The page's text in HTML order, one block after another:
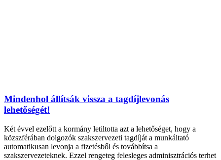
Mindenhol állítsák vissza a tagdíjlevonás
lehetőségét!
Két évvel ezelőtt a kormány letiltotta azt a lehetőséget, hogy a
közszférában dolgozók szakszervezeti tagdíját a munkáltató
automatikusan levonja a fizetésből és továbbítsa a
szakszervezeteknek. Ezzel rengeteg felesleges adminisztrációs terhet